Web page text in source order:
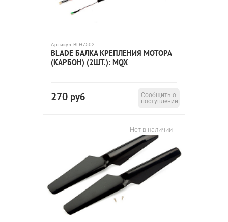
Артикул: BLH7502
BLADE БАЛКА КРЕПЛЕНИЯ МОТОРА
(КАРБОН) (2ШТ.): MQX
270 руб
Сообщить о
поступлении
Нет в наличии